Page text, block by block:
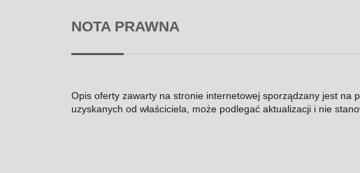
NOTA PRAWNA
Opis oferty zawarty na stronie internetowej sporządzany jest na
uzyskanych od właściciela, może podlegać aktualizacji i nie